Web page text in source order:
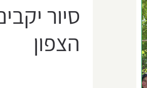
סיור
הצפון